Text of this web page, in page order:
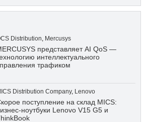
Distribution, Mercusys
представляет AI QoS —
интеллектуального
трафиком
Distribution Company, Lenovo
поступление на склад MICS:
ноутбуки Lenovo V15 G5 и